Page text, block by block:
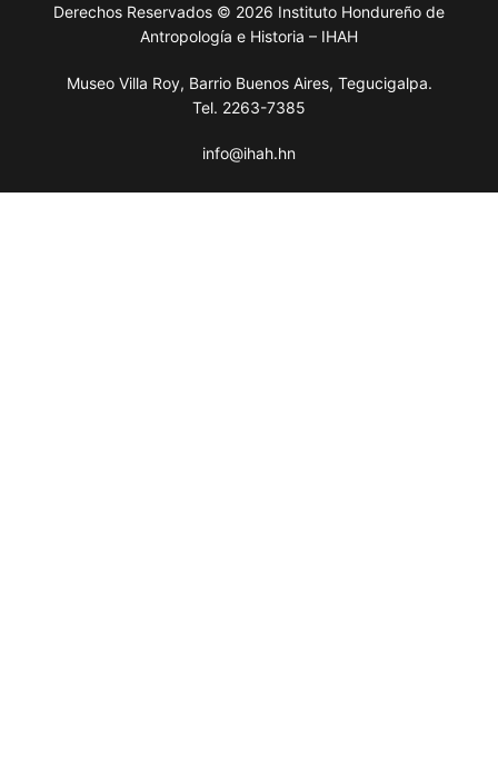
Derechos Reservados © 2026 Instituto Hondureño de
Antropología e Historia – IHAH
Museo Villa Roy, Barrio Buenos Aires, Tegucigalpa.
Tel. 2263-7385
info@ihah.hn